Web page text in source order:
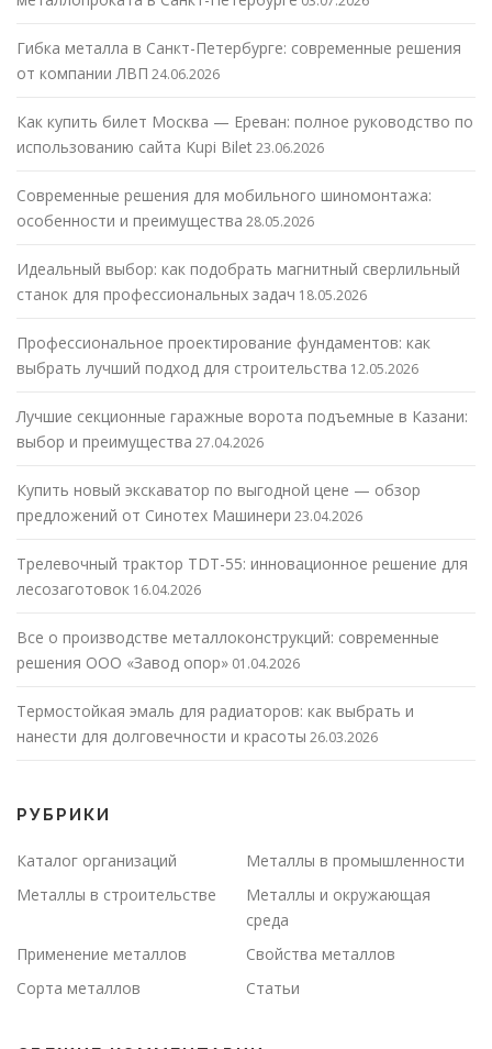
Гибка металла в Санкт-Петербурге: современные решения
от компании ЛВП 24.06.2026
Как купить билет Москва — Ереван: полное руководство по
использованию сайта Kupi Bilet23.06.2026
Современные решения для мобильного шиномонтажа:
особенности и преимущества 28.05.2026
Идеальный выбор: как подобрать магнитный сверлильный
станок для профессиональных задач 18.05.2026
Профессиональное проектирование фундаментов: как
выбрать лучший подход для строительства 12.05.2026
Лучшие секционные гаражные ворота подъемные в Казани:
выбор и преимущества 27.04.2026
Купить новый экскаватор по выгодной цене — обзор
предложений от Синотех Машинери 23.04.2026
Трелевочный трактор TDT-55: инновационное решение для
лесозаготовок 16.04.2026
Все о производстве металлоконструкций: современные
решения ООО «Завод опор» 01.04.2026
Термостойкая эмаль для радиаторов: как выбрать и
нанести для долговечности и красоты 26.03.2026
РУБРИКИ
Каталог организаций
Металлы в промышленности
Металлы в строительстве
Металлы и окружающая
среда
Применение металлов
Свойства металлов
Сорта металлов
Статьи